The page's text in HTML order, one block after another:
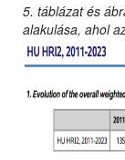
5. táblázat és
alakulása, ahol